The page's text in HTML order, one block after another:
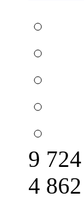
9
4